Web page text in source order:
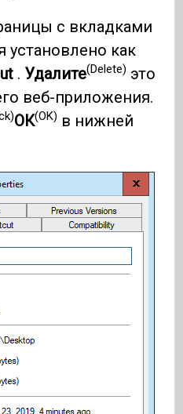
с вкладками
установлено как
. Удалите(Delete) это
веб-приложения.
ОК(OK) в нижней